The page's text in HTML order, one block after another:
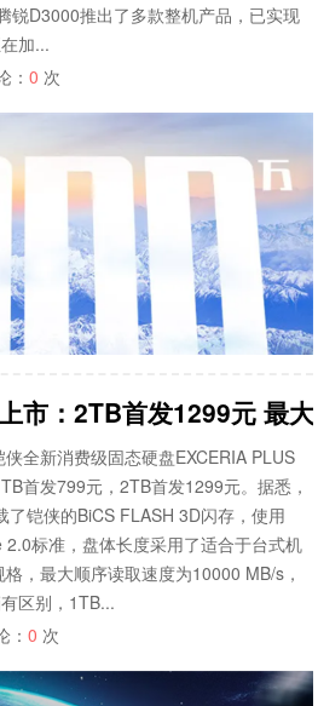
锐D3000推出了多款整机产品，已实现
加...
：0 次
市：2TB首发1299元 最
全新消费级固态硬盘EXCERIA PLUS
首发799元，2TB首发1299元。据悉，
了铠侠的BiCS FLASH 3D闪存，使用
标准，盘体长度采用了适合于台式机
，最大顺序读取速度为10000 MB/s，
区别，1TB...
：0 次